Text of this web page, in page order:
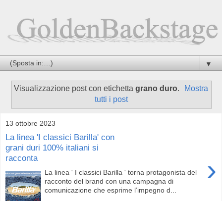
▼
Visualizzazione post con etichetta grano duro.
Mostra
tutti i post
13 ottobre 2023
La linea 'I classici Barilla' con
grani duri 100% italiani si
racconta
›
La linea ' I classici Barilla ' torna protagonista del
racconto del brand con una campagna di
comunicazione che esprime l’impegno d...